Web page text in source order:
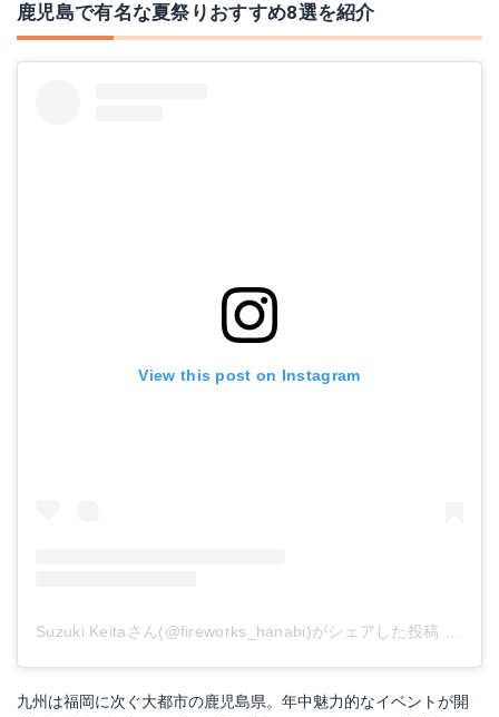
鹿児島で有名な夏祭りおすすめ8選を紹介
View this post on Instagram
Suzuki Keitaさん(@fireworks_hanabi)がシェアした投稿 2019
九州は福岡に次ぐ大都市の鹿児島県。年中魅力的なイベントが開